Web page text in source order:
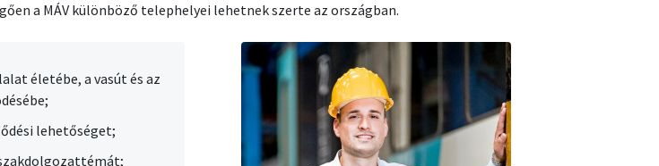
a MÁV különböző telephelyei lehetnek szerte az országban.
életébe, a vasút és az
lehetőséget;